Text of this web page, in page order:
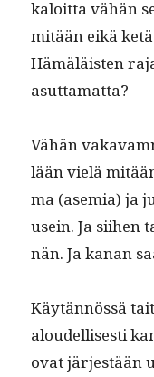
kaloit­ta vähän
mitään eikä
Hämäläis­ten
asuttamatta?
Vähän
lään vielä
ma (asemia) ja
usein. Ja
nän. Ja kanan
Käytän­nössä
aloudel­lis­es­ti
ovat jär­jestään